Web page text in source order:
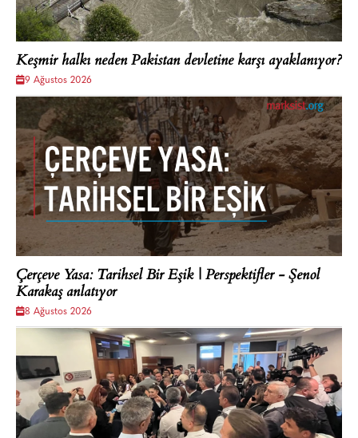
Keşmir halkı neden Pakistan devletine karşı ayaklanıyor?
9 Ağustos 2026
Çerçeve Yasa: Tarihsel Bir Eşik | Perspektifler - Şenol
Karakaş anlatıyor
8 Ağustos 2026